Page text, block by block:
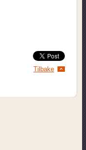
Tilbake